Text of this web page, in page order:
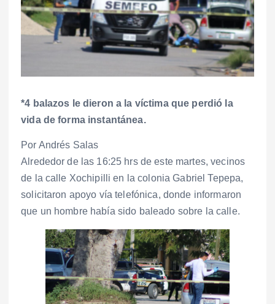
*4 balazos le dieron a la víctima que perdió la
vida de forma instantánea.
Por Andrés Salas
Alrededor de las 16:25 hrs de este martes, vecinos
de la calle Xochipilli en la colonia Gabriel Tepepa,
solicitaron apoyo vía telefónica, donde informaron
que un hombre había sido baleado sobre la calle.